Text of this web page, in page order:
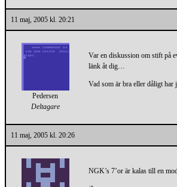
11 maj, 2005 kl. 20:21
Pedersen
Deltagare
Var en diskussion om stift på
länk åt dig…
Vad som är bra eller dåligt har
11 maj, 2005 kl. 20:26
NGK’s 7’or är kalas till en